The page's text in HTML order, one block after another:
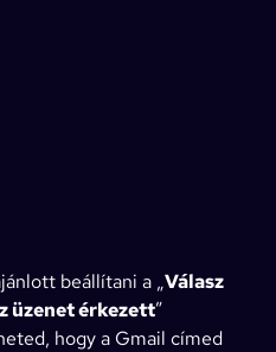
beállítani a „Válasz
üzenet érkezett”
hogy a Gmail címed